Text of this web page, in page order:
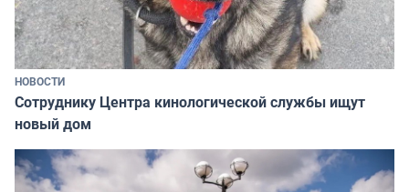
НОВОСТИ
Сотруднику Центра кинологической службы ищут
новый дом